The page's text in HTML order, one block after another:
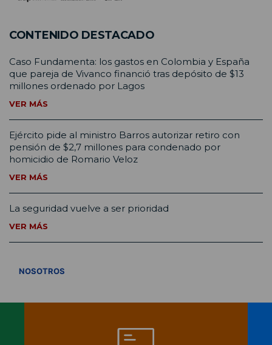
CONTENIDO DESTACADO
Caso Fundamenta: los gastos en Colombia y España
que pareja de Vivanco financió tras depósito de $13
millones ordenado por Lagos
VER MÁS
Ejército pide al ministro Barros autorizar retiro con
pensión de $2,7 millones para condenado por
homicidio de Romario Veloz
VER MÁS
La seguridad vuelve a ser prioridad
VER MÁS
NOSOTROS